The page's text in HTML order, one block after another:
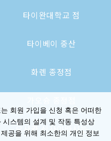
타이완대학교 점
타이베이 중산
화롄 종정점
오사카 신사이바시는
회원 가입을 신청 혹은 어떠한
스템의 설계 및 작동 특성상
공을 위해 최소한의 개인 정보